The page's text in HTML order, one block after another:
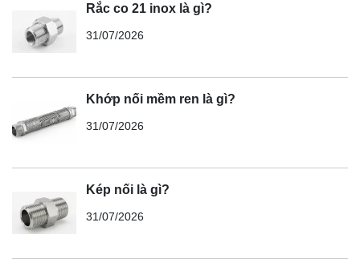
Rắc co 21 inox là gì?
31/07/2026
Khớp nối mềm ren là gì?
31/07/2026
Kép nối là gì?
31/07/2026